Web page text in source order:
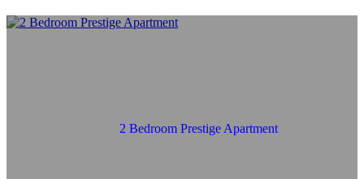
2 Bedroom Prestige Apartment